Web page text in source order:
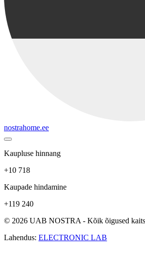
nostrahome.ee
Kaupluse hinnang
+10 718
Kaupade hindamine
+119 240
© 2026 UAB NOSTRA - Kõik õigused
Lahendus: ELECTRONIC LAB